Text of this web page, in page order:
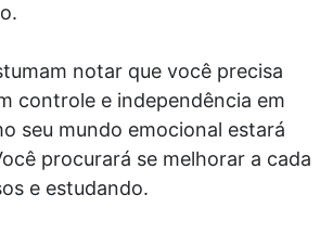
notar que você precisa
controle e independência em
seu mundo emocional estará
procurará se melhorar a cada
e estudando.